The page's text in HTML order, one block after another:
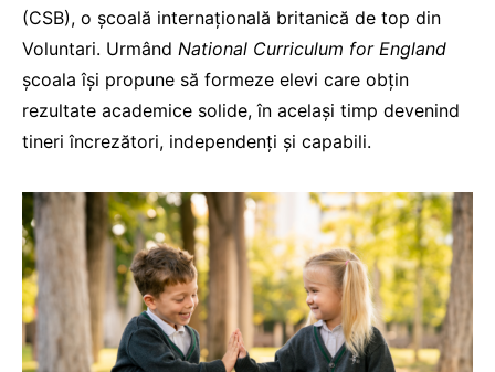
(CSB), o școală internațională britanică de top din
Voluntari. Urmând National Curriculum for England
școala își propune să formeze elevi care obțin
rezultate academice solide, în același timp devenind
tineri încrezători, independenți și capabili.